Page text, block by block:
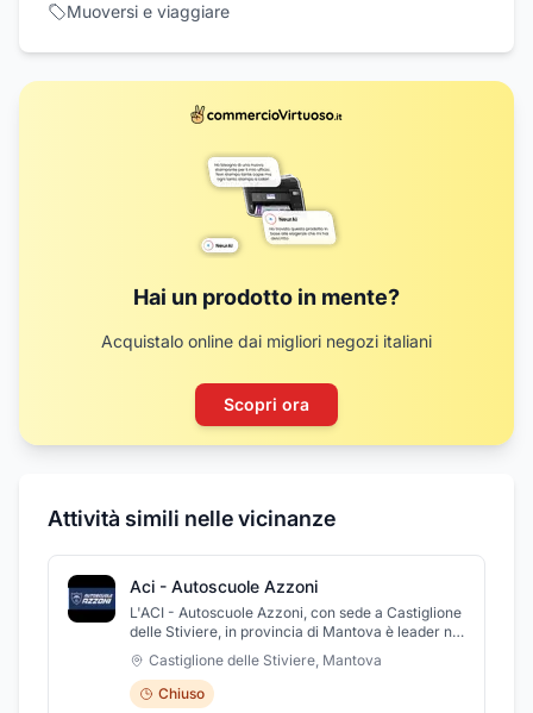
Muoversi e viaggiare
Hai un prodotto in mente?
Acquistalo online dai migliori negozi italiani
Scopri ora
Attività simili nelle vicinanze
Aci - Autoscuole Azzoni
L'ACI - Autoscuole Azzoni, con sede a Castiglione
delle Stiviere, in provincia di Mantova è leader nel
settore dal 1970 e vanta un elevato grado di
professionalità grazie alla competenza acquisita
dai propri docenti nel corso degli anni.
L'autoscuola fornisce servizi eccellenti e
Castiglione delle Stiviere, Mantova
Chiuso